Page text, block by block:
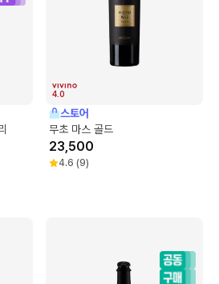
4.0
스토어
무초 마스 골드
23,500
4.6 (9)